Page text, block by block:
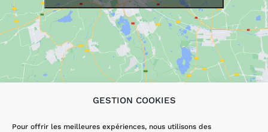
GESTION COOKIES
Pour offrir les meilleures expériences, nous utilisons des
LES SERVICES AUTRES PAGES